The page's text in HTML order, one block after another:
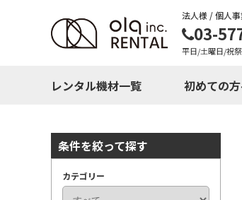
法人様 / 個人
03-
平日/土曜日/祝
レンタル機材一覧 初めての
条件を絞って探す
カテゴリー